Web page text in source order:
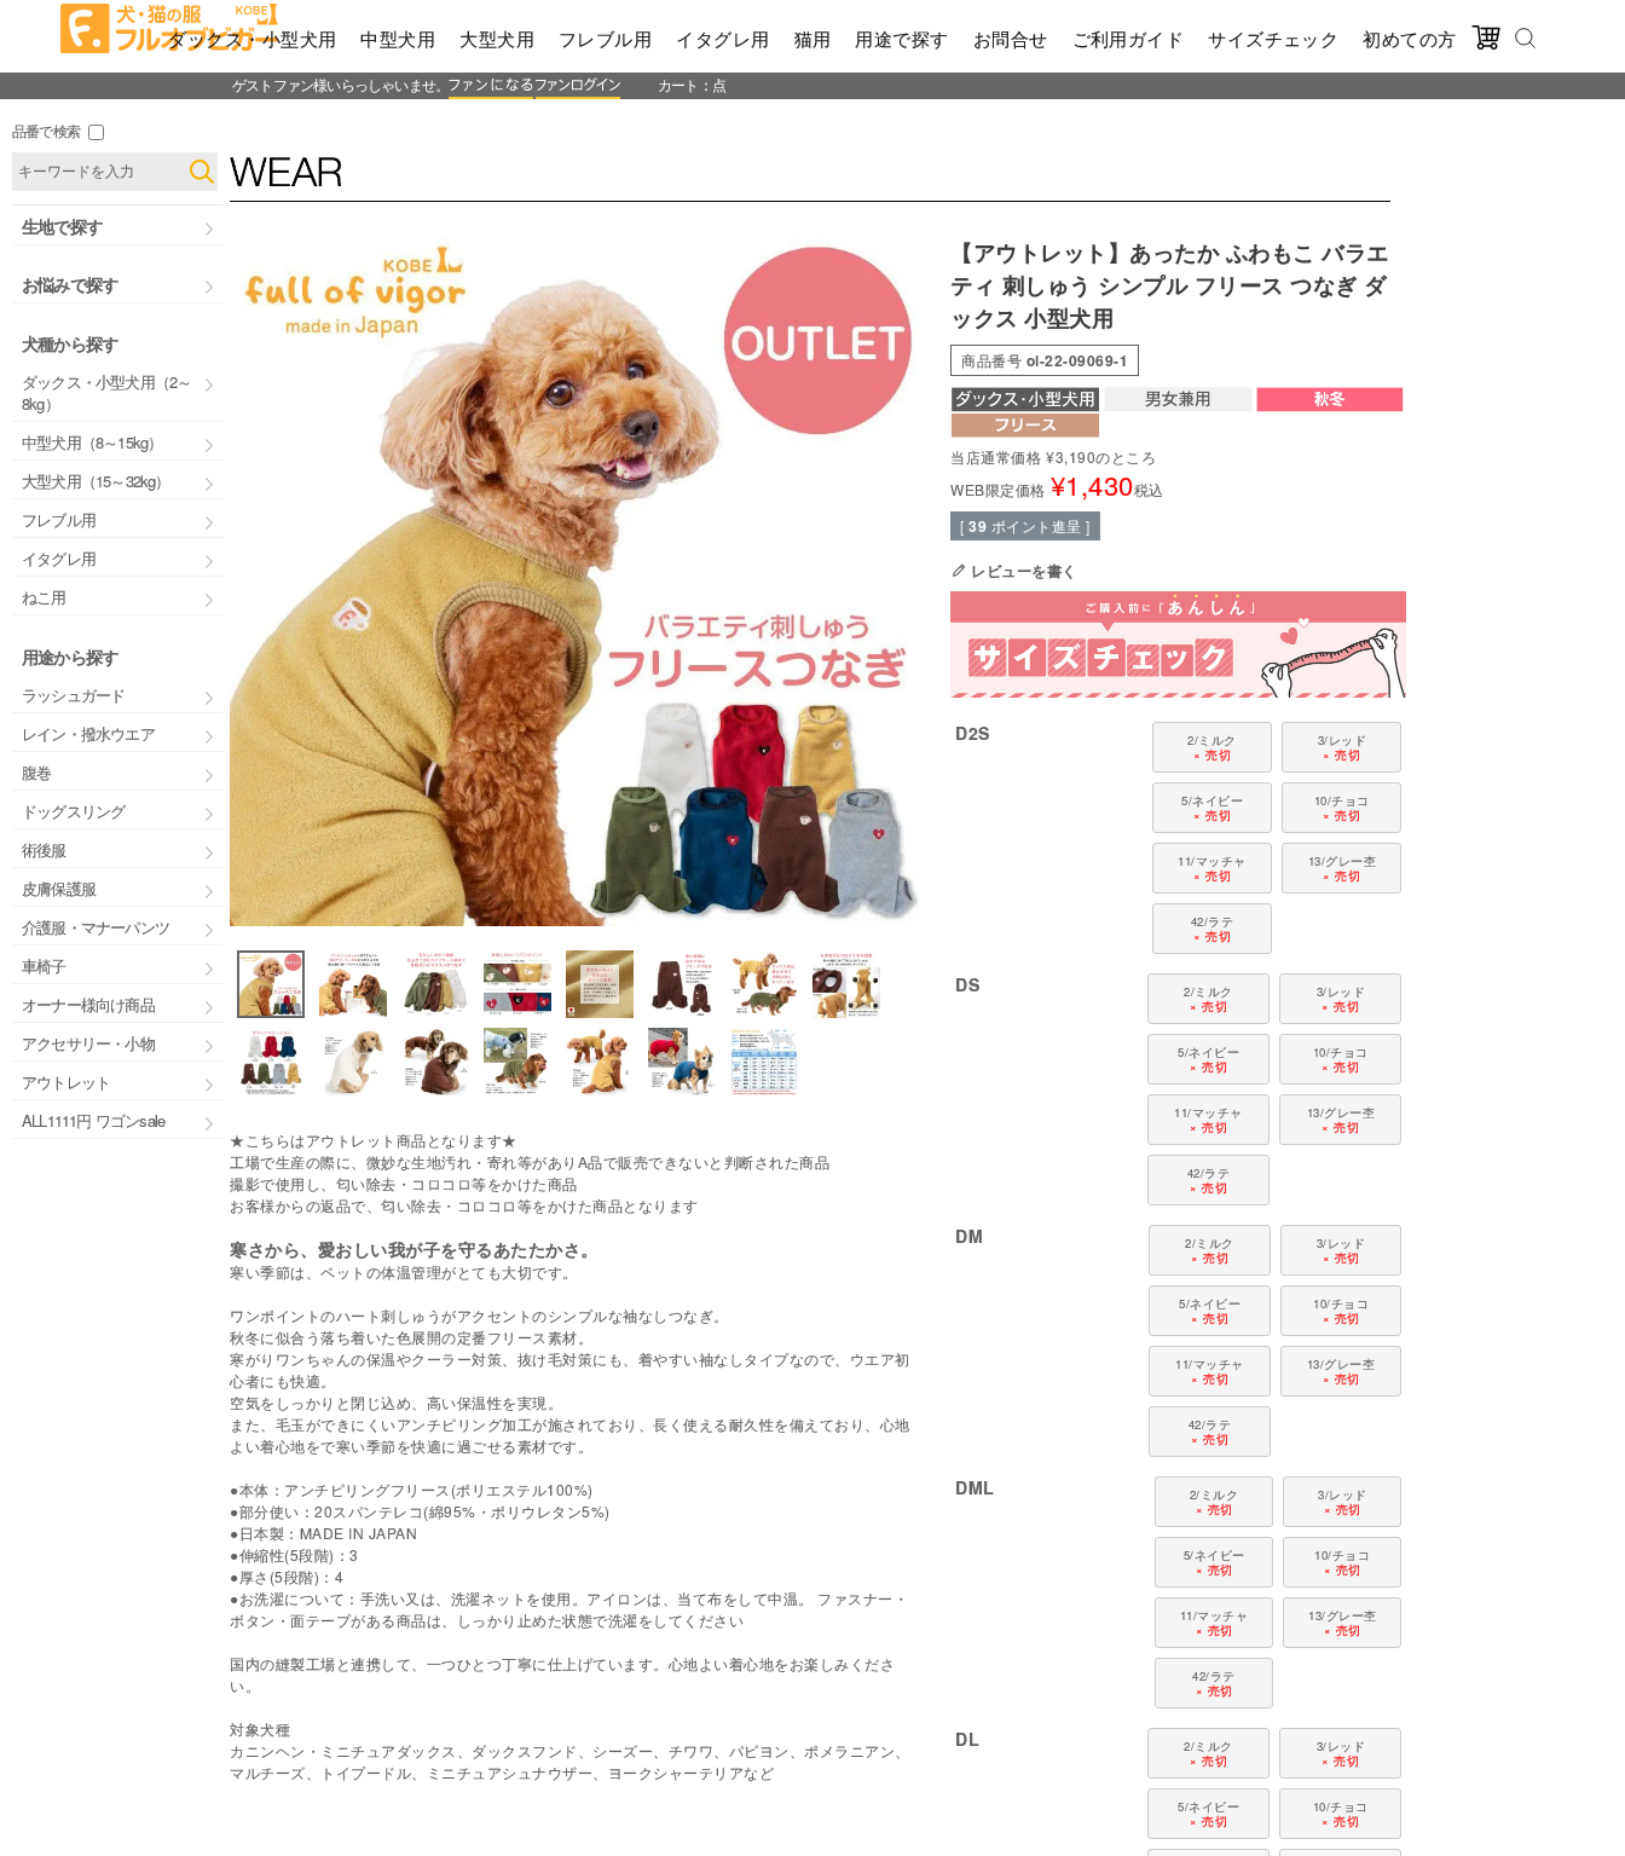
ダックス・小型犬用 中型犬用 大型犬用 フレブル用 イタグレ用 猫用 用途で探す お問合せ ご利用ガイド サイズチェック 初めての方
ゲストファン様いらっしゃいませ。 カート： 点
品番で検索
生地で探す
お悩みで探す
犬種から探す
ダックス・小型犬用（2～
8kg）
中型犬用（8～15kg）
大型犬用（15～32kg）
フレブル用
イタグレ用
ねこ用
用途から探す
ラッシュガード
レイン・撥水ウエア
腹巻
ドッグスリング
術後服
皮膚保護服
介護服・マナーパンツ
車椅子
オーナー様向け商品
アクセサリー・小物
アウトレット
ALL1111円 ワゴンsale
★こちらはアウトレット商品となります★
工場で生産の際に、微妙な生地汚れ・寄れ等がありA品で販売できないと判断された商品
撮影で使用し、匂い除去・コロコロ等をかけた商品
お客様からの返品で、匂い除去・コロコロ等をかけた商品となります
寒さから、愛おしい我が子を守るあたたかさ。
寒い季節は、ペットの体温管理がとても大切です。
ワンポイントのハート刺しゅうがアクセントのシンプルな袖なしつなぎ。
秋冬に似合う落ち着いた色展開の定番フリース素材。
寒がりワンちゃんの保温やクーラー対策、抜け毛対策にも、着やすい袖なしタイプなので、ウエア初
心者にも快適。
空気をしっかりと閉じ込め、高い保温性を実現。
また、毛玉ができにくいアンチピリング加工が施されており、長く使える耐久性を備えており、心地
よい着心地をで寒い季節を快適に過ごせる素材です。
●本体：アンチピリングフリース(ポリエステル100%)
●部分使い：20スパンテレコ(綿95%・ポリウレタン5%)
●日本製：MADE IN JAPAN
●伸縮性(5段階)：3
●厚さ(5段階)：4
●お洗濯について：手洗い又は、洗濯ネットを使用。アイロンは、当て布をして中温。 ファスナー・
ボタン・面テープがある商品は、しっかり止めた状態で洗濯をしてください
国内の縫製工場と連携して、一つひとつ丁寧に仕上げています。心地よい着心地をお楽しみくださ
い。
対象犬種
カニンヘン・ミニチュアダックス、ダックスフンド、シーズー、チワワ、パピヨン、ポメラニアン、
マルチーズ、トイプードル、ミニチュアシュナウザー、ヨークシャーテリアなど
【アウトレット】あったか ふわもこ バラエ
ティ 刺しゅう シンプル フリース つなぎ ダ
ックス 小型犬用
商品番号 ol-22-09069-1
当店通常価格 ¥3,190のところ
WEB限定価格 ¥1,430税込
[ 39 ポイント進呈 ]
レビューを書く
D2S
2/ミルク
× 売切
3/レッド
× 売切
5/ネイビー
× 売切
10/チョコ
× 売切
11/マッチャ
× 売切
13/グレー杢
× 売切
42/ラテ
× 売切
DS
2/ミルク
× 売切
3/レッド
× 売切
5/ネイビー
× 売切
10/チョコ
× 売切
11/マッチャ
× 売切
13/グレー杢
× 売切
42/ラテ
× 売切
DM
2/ミルク
× 売切
3/レッド
× 売切
5/ネイビー
× 売切
10/チョコ
× 売切
11/マッチャ
× 売切
13/グレー杢
× 売切
42/ラテ
× 売切
DML
2/ミルク
× 売切
3/レッド
× 売切
5/ネイビー
× 売切
10/チョコ
× 売切
11/マッチャ
× 売切
13/グレー杢
× 売切
42/ラテ
× 売切
DL
2/ミルク
× 売切
3/レッド
× 売切
5/ネイビー
× 売切
10/チョコ
× 売切